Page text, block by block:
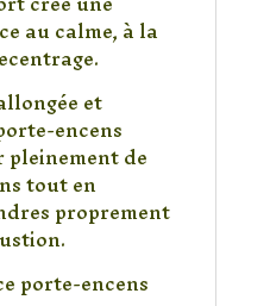
au calme, à la
et
encens
de
tout en
proprement
porte-encens